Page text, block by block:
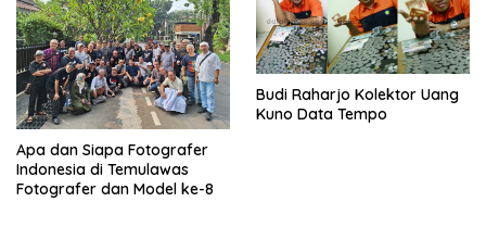
Apa dan Siapa Fotografer
Indonesia di Temulawas
Fotografer dan Model ke-8
Budi Raharjo Kolektor Uang
Kuno Data Tempo